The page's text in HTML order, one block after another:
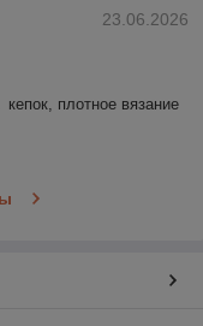
23.06.2026
плотное вязание